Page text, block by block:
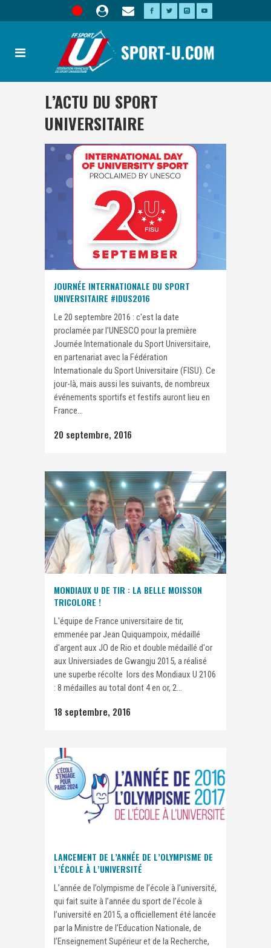
L’ACTU DU SPORT
UNIVERSITAIRE
JOURNÉE INTERNATIONALE DU SPORT
UNIVERSITAIRE #IDUS2016
Le 20 septembre 2016 : c'est la date
proclamée par l'UNESCO pour la première
Journée Internationale du Sport Universitaire,
en partenariat avec la Fédération
Internationale du Sport Universitaire (FISU). Ce
jour-là, mais aussi les suivants, de nombreux
événements sportifs et festifs auront lieu en
France...
20 septembre, 2016
MONDIAUX U DE TIR : LA BELLE MOISSON
TRICOLORE !
L'équipe de France universitaire de tir,
emmenée par Jean Quiquampoix, médaillé
d'argent aux JO de Rio et double médaillé d'or
aux Universiades de Gwangju 2015, a réalisé
une superbe récolte lors des Mondiaux U 2106
: 8 médailles au total dont 4 en or, 2...
18 septembre, 2016
LANCEMENT DE L’ANNÉE DE L’OLYMPISME DE
L’ÉCOLE À L’UNIVERSITÉ
L’année de l’olympisme de l’école à l’université,
qui fait suite à l’année du sport de l’école à
l’université en 2015, a officiellement été lancée
par la Ministre de l’Education Nationale, de
l’Enseignement Supérieur et de la Recherche,